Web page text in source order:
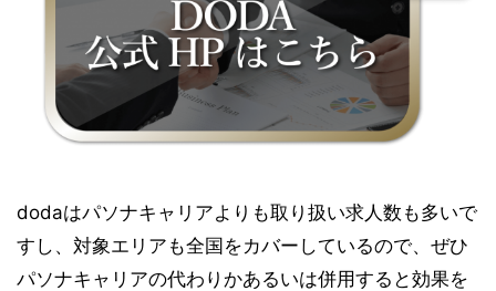
dodaはパソナキャリアよりも取り扱い求人数も多いで
すし、対象エリアも全国をカバーしているので、ぜひ
パソナキャリアの代わりかあるいは併用すると効果を